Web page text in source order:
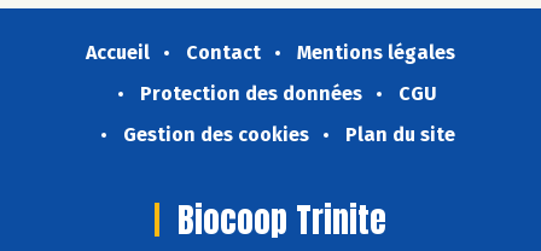
Accueil Contact
Mentions légales
Protection des données
CGU
Gestion des cookies
Plan du site
Biocoop Trinite